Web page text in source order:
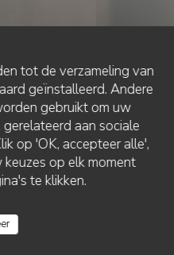
tot de verzameling van
geïnstalleerd. Andere
gebruikt om uw
aan sociale
op 'OK, accepteer alle',
op elk moment
te klikken.